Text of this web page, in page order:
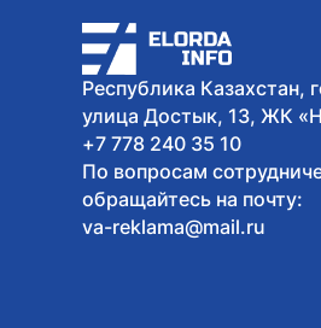
Республика Казахстан,
улица Достык, 13, ЖК
+7 778 240 35 10
По вопросам
обращайтесь на почту:
va-reklama@mail.ru